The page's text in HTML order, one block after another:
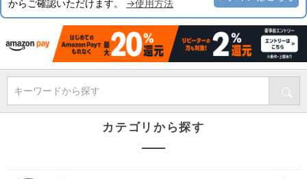
からご確認いただけます。 →使用方法
キーワードから探す
カテゴリから探す